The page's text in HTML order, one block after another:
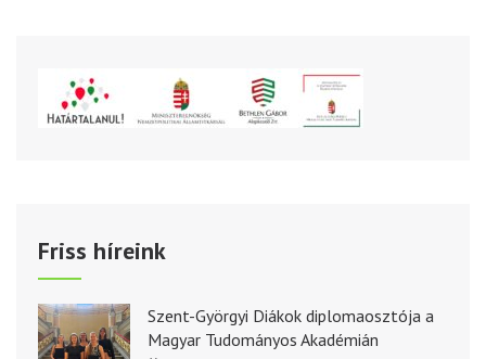
Friss híreink
Szent-Györgyi Diákok diplomaosztója a
Magyar Tudományos Akadémián